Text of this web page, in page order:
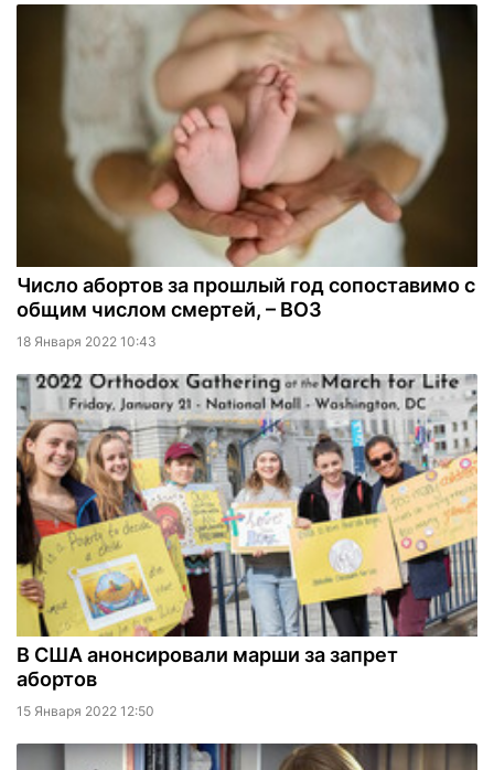
Число абортов за прошлый год сопоставимо с
общим числом смертей, – ВОЗ
18 Января 2022 10:43
В США анонсировали марши за запрет
абортов
15 Января 2022 12:50